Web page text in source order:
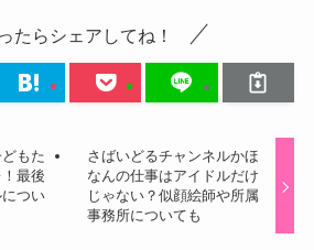
たらシェアしてね！
もた
最後
つい
さばいどるチャンネルかほ
なんの仕事はアイドルだけ
じゃない？似顔絵師や所属
事務所についても